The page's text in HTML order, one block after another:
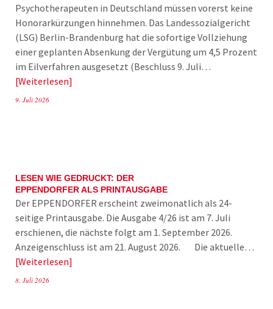
Psychotherapeuten in Deutschland müssen vorerst keine
Honorarkürzungen hinnehmen. Das Landessozialgericht
(LSG) Berlin-Brandenburg hat die sofortige Vollziehung
einer geplanten Absenkung der Vergütung um 4,5 Prozent
im Eilverfahren ausgesetzt (Beschluss 9. Juli…
Weiterlesen
9. Juli 2026
LESEN WIE GEDRUCKT: DER
EPPENDORFER ALS PRINTAUSGABE
Der EPPENDORFER erscheint zweimonatlich als 24-
seitige Printausgabe. Die Ausgabe 4/26 ist am 7. Juli
erschienen, die nächste folgt am 1. September 2026.
Anzeigenschluss ist am 21. August 2026. Die aktuelle…
Weiterlesen
8. Juli 2026